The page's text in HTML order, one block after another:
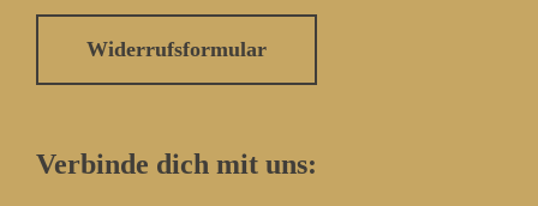
Widerrufsformular
Verbinde dich mit uns: